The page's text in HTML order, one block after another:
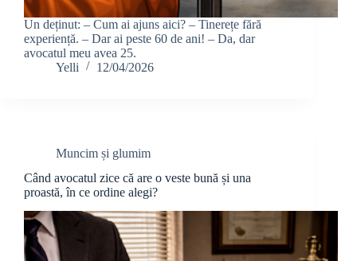
Un deținut: – Cum ai ajuns aici? – Tinerețe fără
experiență. – Dar ai peste 60 de ani! – Da, dar
avocatul meu avea 25.
Yelli
12/04/2026
Muncim și glumim
Când avocatul zice că are o veste bună și una
proastă, în ce ordine alegi?